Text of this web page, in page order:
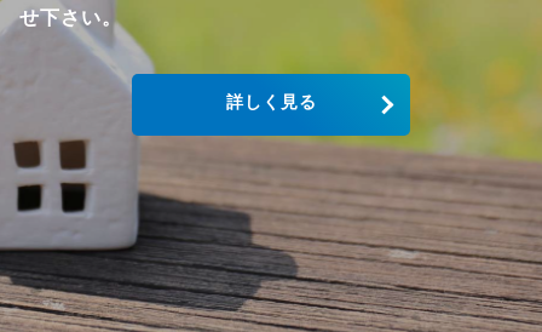
せ下さい。
詳しく見る